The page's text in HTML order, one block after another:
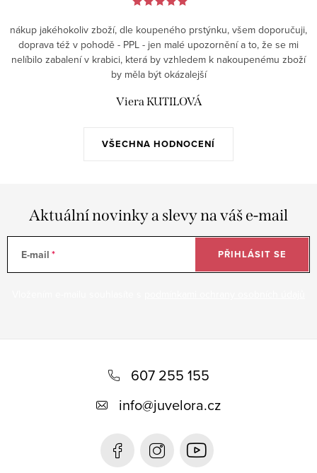
VŠECHNA HODNOCENÍ
nákup jakéhokoliv zboží, dle koupeného prstýnku, všem doporučuji,
doprava též v pohodě - PPL - jen malé upozornění a to, že se mi
nelíbilo zabalení v krabici, která by vzhledem k nakoupenému zboží
by měla být okázalejší
Viera KUTILOVÁ
Aktuální novinky a slevy na váš e-mail
E-mail PŘIHLÁSIT SE
607 255 155
info@juvelora.cz